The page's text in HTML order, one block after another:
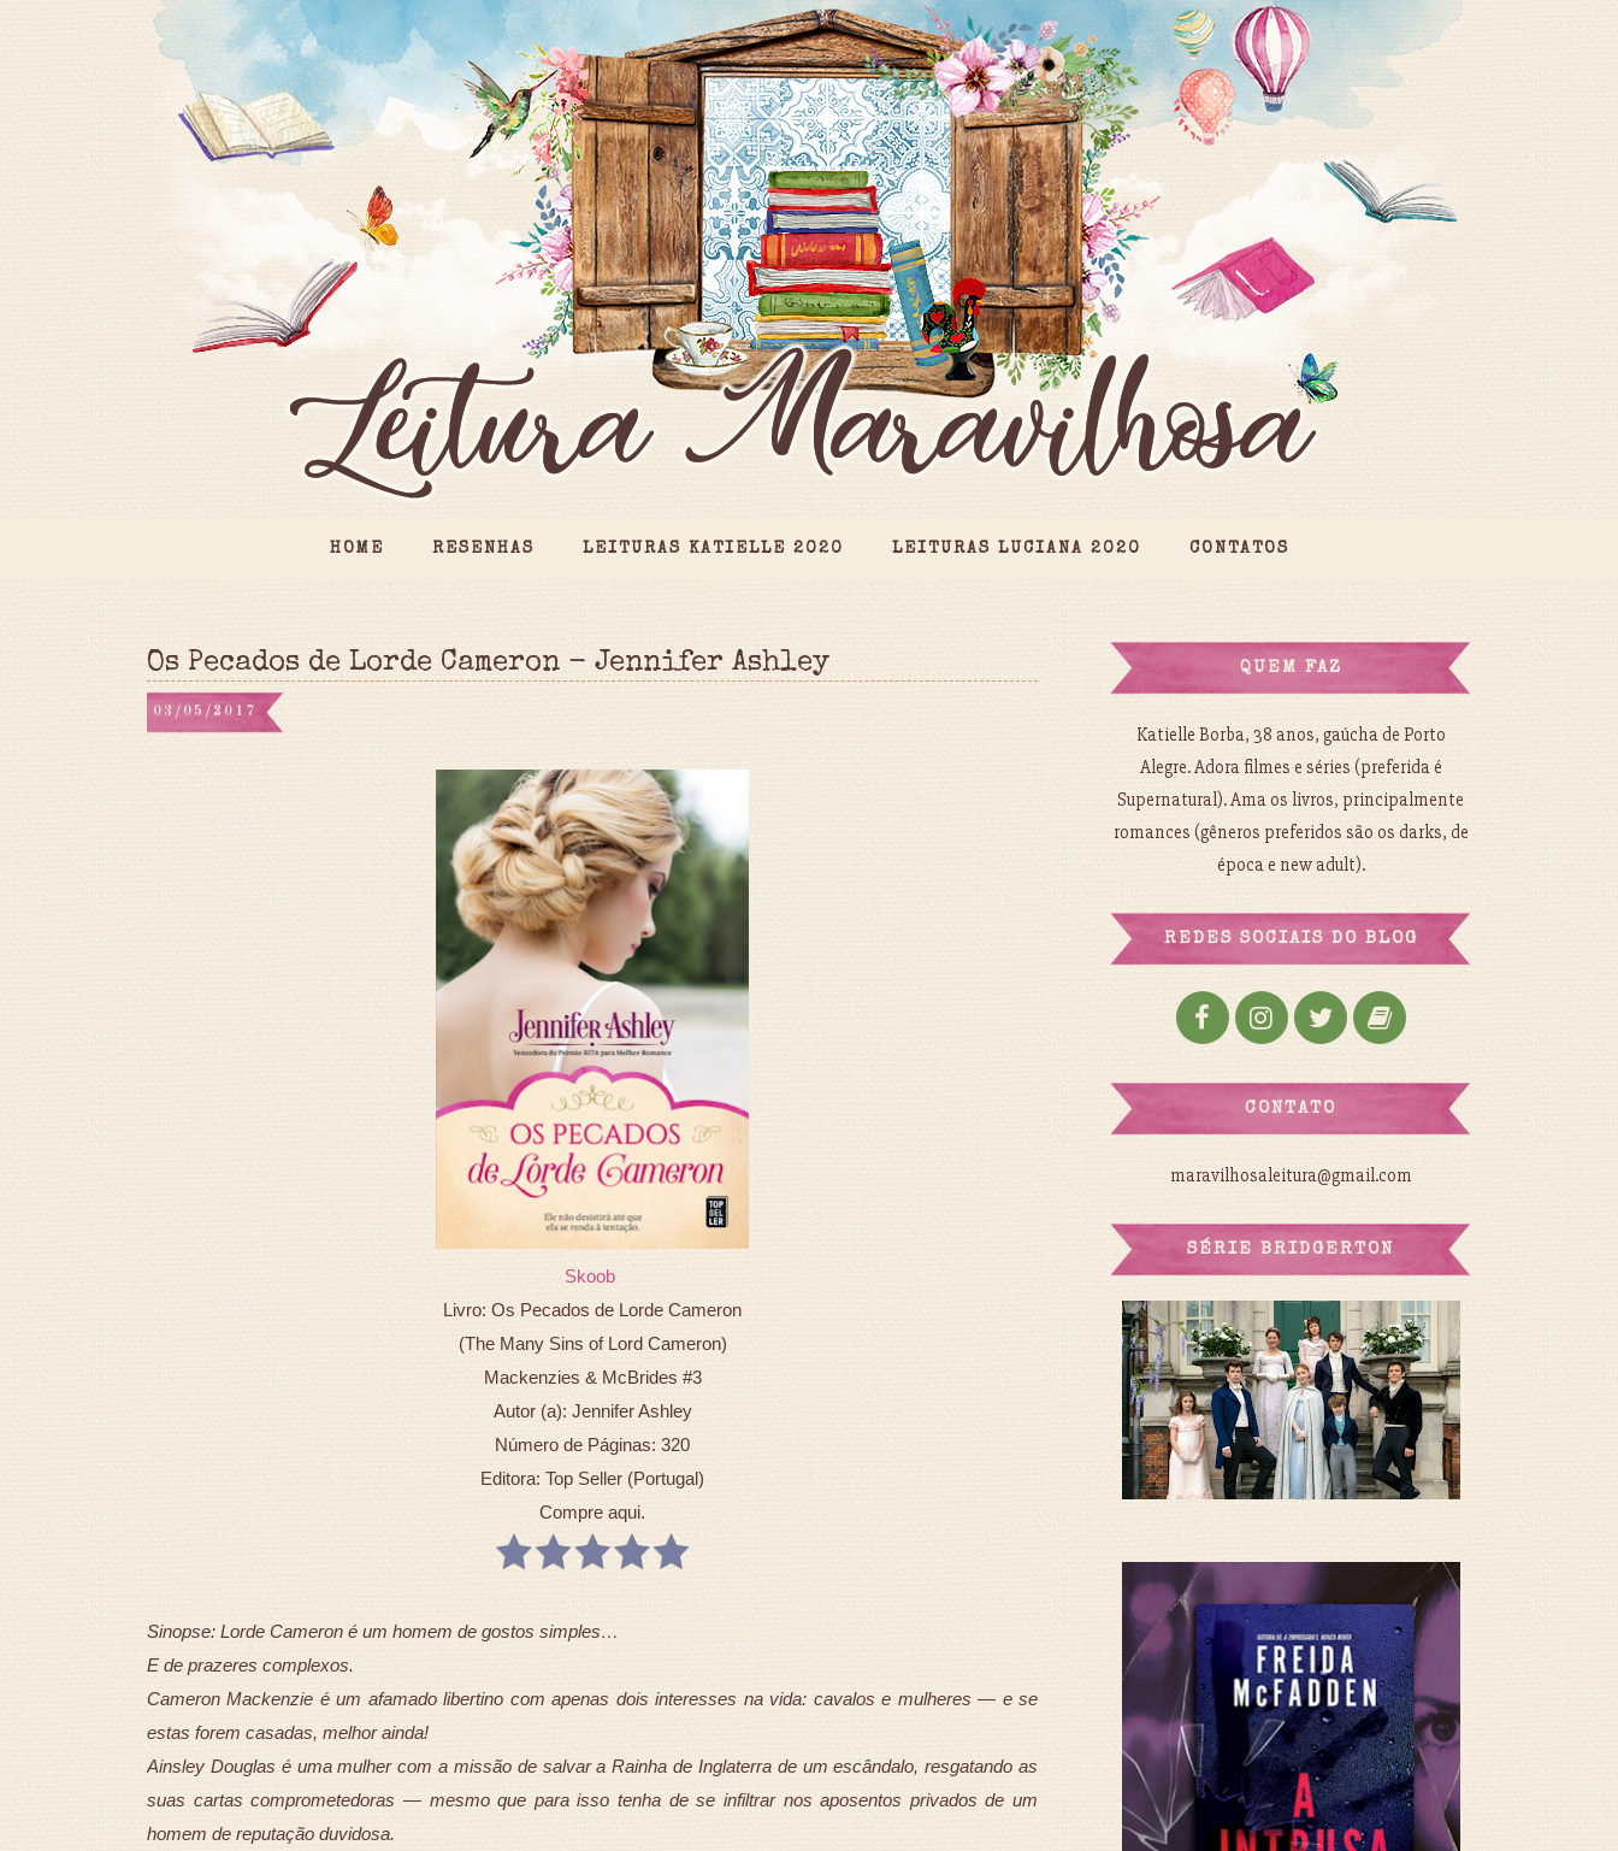
HOME RESENHAS LEITURAS KATIELLE 2020 LEITURAS LUCIANA 2020 CONTATOS
Os Pecados de Lorde Cameron - Jennifer Ashley
03/05/2017
Skoob
Livro: Os Pecados de Lorde Cameron
(The Many Sins of Lord Cameron)
Mackenzies & McBrides #3
Autor (a): Jennifer Ashley
Número de Páginas: 320
Editora: Top Seller (Portugal)
Compre aqui.
Sinopse: Lorde Cameron é um homem de gostos simples…
E de prazeres complexos.
Cameron Mackenzie é um afamado libertino com apenas dois interesses na vida: cavalos e mulheres — e se
estas forem casadas, melhor ainda!
Ainsley Douglas é uma mulher com a missão de salvar a Rainha de Inglaterra de um escândalo, resgatando as
suas cartas comprometedoras — mesmo que para isso tenha de se infiltrar nos aposentos privados de um
homem de reputação duvidosa.
QUEM FAZ
Katielle Borba, 38 anos, gaúcha de Porto
Alegre. Adora filmes e séries (preferida é
Supernatural). Ama os livros, principalmente
romances (gêneros preferidos são os darks, de
época e new adult).
REDES SOCIAIS DO BLOG
CONTATO
maravilhosaleitura@gmail.com
SÉRIE BRIDGERTON